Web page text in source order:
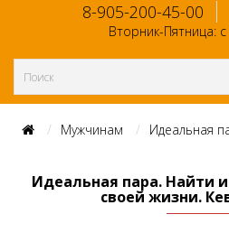
8-905-200-45-00
Вторник-Пятница:
Мужчинам Идеальная
Идеальная пара. Найти
своей жизни.